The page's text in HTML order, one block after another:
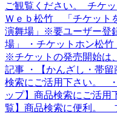
ご観覧ください。 チケ
Ｗｅｂ松竹 「チケット
演舞場」※要ユーザー登
場」 ・チケットホン松竹
※チケットの発売開始は
記事 ・【かんざし・帯
検索にご活用下さい。
ップ】商品検索にご活
覧】商品検索に便利。